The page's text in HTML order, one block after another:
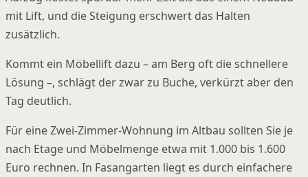
mit Lift, und die Steigung erschwert das Halten
zusätzlich.
Kommt ein Möbellift dazu – am Berg oft die schnellere
Lösung –, schlägt der zwar zu Buche, verkürzt aber den
Tag deutlich.
Für eine Zwei-Zimmer-Wohnung im Altbau sollten Sie je
nach Etage und Möbelmenge etwa mit 1.000 bis 1.600
Euro rechnen. In Fasangarten liegt es durch einfachere